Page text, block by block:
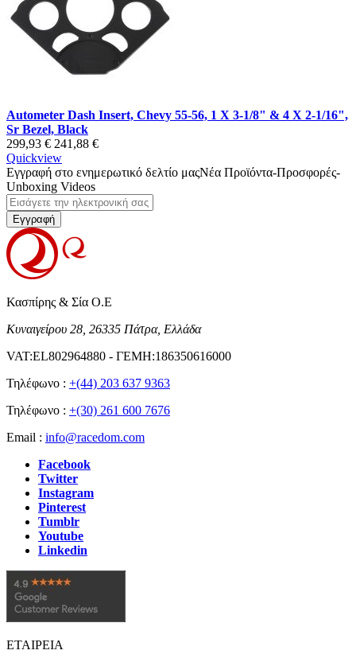
Autometer Dash Insert, Chevy 55-56, 1 X 3-1/8" & 4 X 2-1/16",
Sr Bezel, Black
299,93 € 241,88 €
Quickview
Εγγραφή στο ενημερωτικό δελτίο μαςΝέα Προϊόντα-Προσφορές-
Unboxing Videos
Εγγραφή
Κασπίρης & Σία Ο.Ε
Κυναιγείρου 28, 26335 Πάτρα, Ελλάδα
VAT:EL802964880 - ΓΕΜΗ:186350616000
Τηλέφωνο : +(44) 203 637 9363
Τηλέφωνο : +(30) 261 600 7676
Email : info@racedom.com
Facebook
Twitter
Instagram
Pinterest
Tumblr
Youtube
Linkedin
ΕΤΑΙΡΕΙΑ